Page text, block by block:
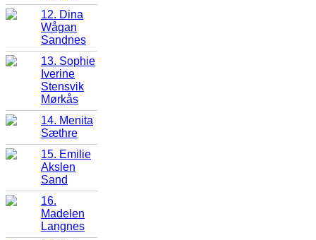
12. Dina
Wågan
Sandnes
13. Sophie
Iverine
Stensvik
Mørkås
14. Menita
Sæthre
15. Emilie
Akslen
Sand
16.
Madelen
Langnes